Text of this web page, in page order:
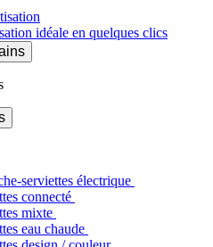
idéale en quelques clics
serviettes électrique
connecté
mixte
eau chaude